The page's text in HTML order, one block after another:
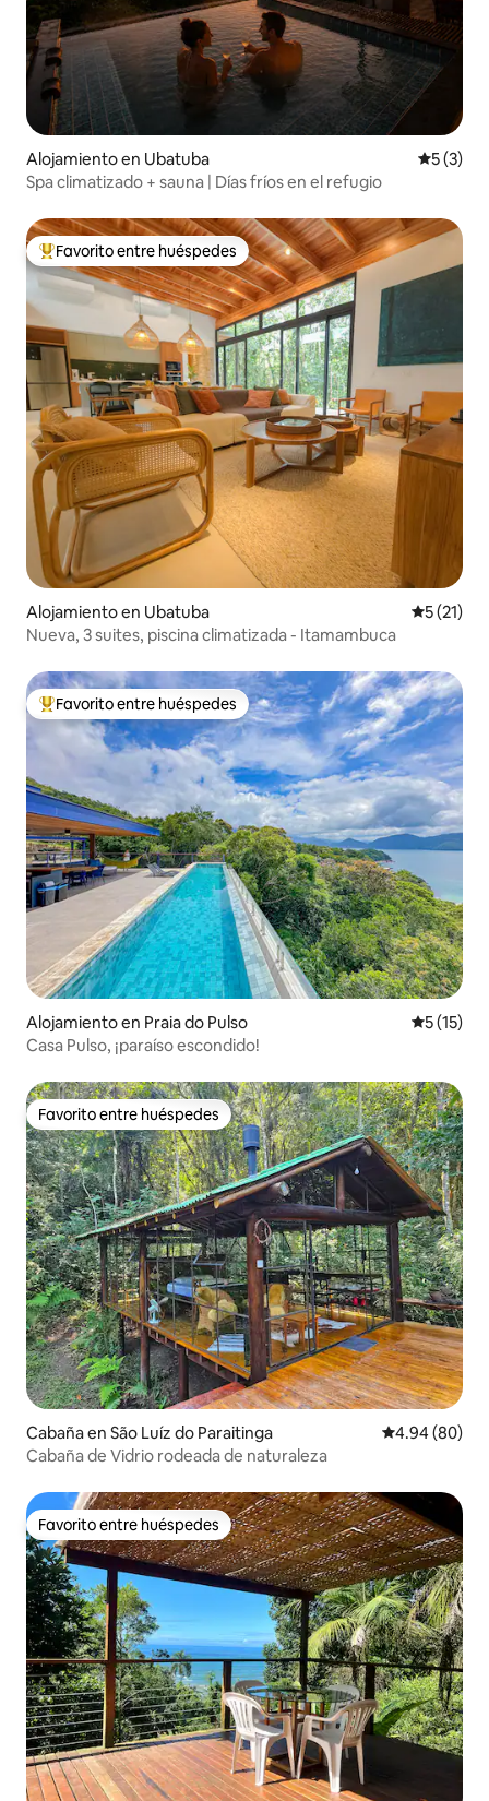
Alojamiento en Ubatuba
5 (3)
Spa climatizado + sauna | Días fríos en el refugio
Favorito entre huéspedes preferido
Favorito entre huéspedes
Alojamiento en Ubatuba
5 (21)
Nueva, 3 suites, piscina climatizada - Itamambuca
Favorito entre huéspedes preferido
Favorito entre huéspedes
Alojamiento en Praia do Pulso
5 (15)
Casa Pulso, ¡paraíso escondido!
Favorito entre huéspedes
Favorito entre huéspedes
Cabaña en São Luíz do Paraitinga Calificación
4.94 (80)
Cabaña de Vidrio rodeada de naturaleza
Favorito entre huéspedes
Favorito entre huéspedes